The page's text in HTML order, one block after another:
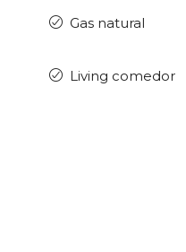
Gas natural
Living comedor